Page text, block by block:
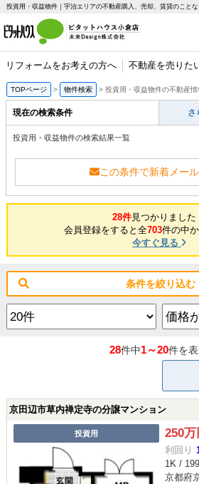
投資用・収益物件｜宇治エリアの不動産購入、売却、賃貸のこと
リフォームをお考えの方へ 不動産を売りた
TOPページ 物件検索 投資用・収益物件の不動産情
現在の検索条件 さ
投資用・収益物件の検索結果一覧
この条件で新着メー
28件見つかりました
会員登録をすると全703件の中
今すぐ見る
条件を絞り込む
28件中1～20件を
京田辺市草内禅定寺の分譲マンション
投資用 250万
利回り
1K /
京都府